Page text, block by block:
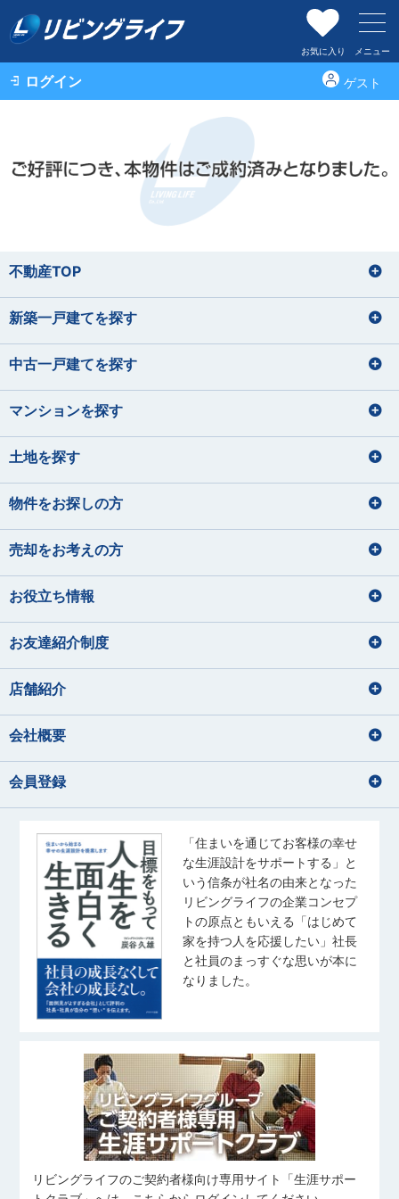
お気に入り メニュー
ログイン ゲスト
不動産TOP
新築一戸建てを探す
中古一戸建てを探す
マンションを探す
土地を探す
物件をお探しの方
売却をお考えの方
お役立ち情報
お友達紹介制度
店舗紹介
会社概要
会員登録
「住まいを通じてお客様の幸せ
な生涯設計をサポートする」と
いう信条が社名の由来となった
リビングライフの企業コンセプ
トの原点ともいえる「はじめて
家を持つ人を応援したい」社長
と社員のまっすぐな思いが本に
なりました。
リビングライフのご契約者様向け専用サイト「生涯サポー